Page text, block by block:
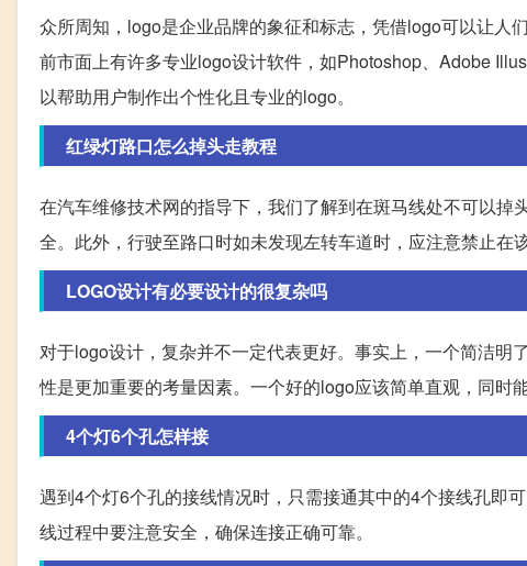
众所周知，logo是企业品牌的象征和标志，凭借logo可以让人
前市面上有许多专业logo设计软件，如Photoshop、Adobe
以帮助用户制作出个性化且专业的logo。
红绿灯路口怎么掉头走教程
在汽车维修技术网的指导下，我们了解到在斑马线处不可以
全。此外，行驶至路口时如未发现左转车道时，应注意禁止在
LOGO设计有必要设计的很复杂吗
对于logo设计，复杂并不一定代表更好。事实上，一个简洁
性是更加重要的考量因素。一个好的logo应该简单直观，同时
4个灯6个孔怎样接
遇到4个灯6个孔的接线情况时，只需接通其中的4个接线孔即
线过程中要注意安全，确保连接正确可靠。